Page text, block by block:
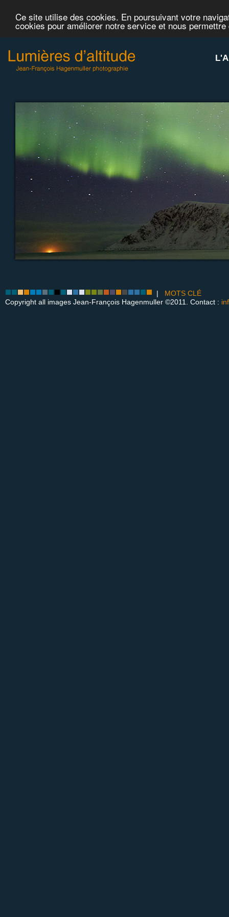
Ce site utilise des cookies. En poursuivant votre
cookies pour améliorer notre service et nous
| MOTS CLÉ
Copyright all images Jean-François Hagenmuller ©2011. Contact :